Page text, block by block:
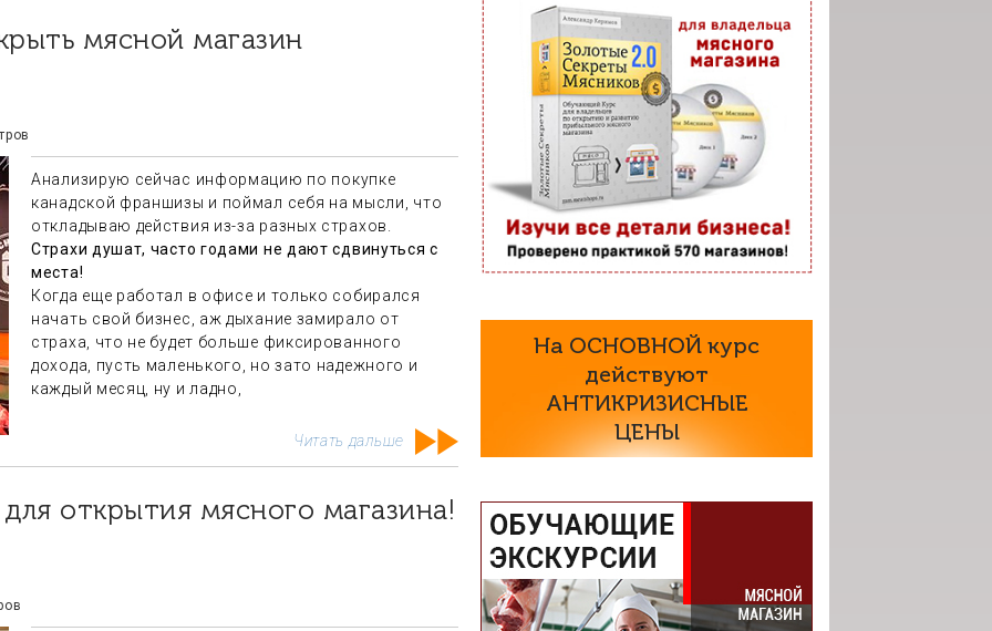
Анализирую сейчас информацию по покупке
канадской франшизы и поймал себя на мысли, что
откладываю действия из-за разных страхов.
Страхи душат, часто годами не дают сдвинуться с
места!
Когда еще работал в офисе и только собирался
начать свой бизнес, аж дыхание замирало от
страха, что не будет больше фиксированного
дохода, пусть маленького, но зато надежного и
каждый месяц, ну и ладно,
Читать дальше
На ОСНОВНОЙ курс
действуют
АНТИКРИЗИСНЫЕ
ЦЕНЫ